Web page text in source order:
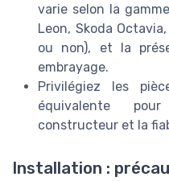
varie selon la
Leon, Skoda
ou non), et la
embrayage.
Privilégiez les
équivalente
constructeur et la
Installation :